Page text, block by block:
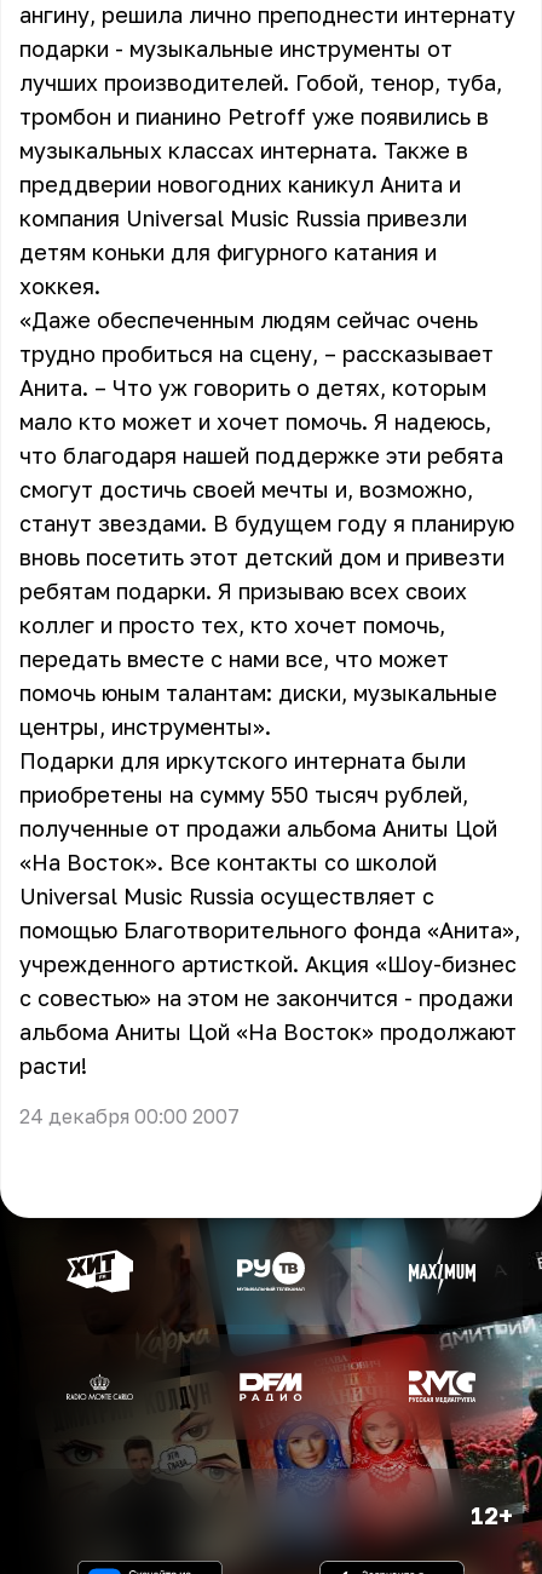
ангину, решила лично преподнести интернату
подарки - музыкальные инструменты от
лучших производителей. Гобой, тенор, туба,
тромбон и пианино Petroff уже появились в
музыкальных классах интерната. Также в
преддверии новогодних каникул Анита и
компания Universal Music Russia привезли
детям коньки для фигурного катания и
хоккея.
«Даже обеспеченным людям сейчас очень
трудно пробиться на сцену, – рассказывает
Анита. – Что уж говорить о детях, которым
мало кто может и хочет помочь. Я надеюсь,
что благодаря нашей поддержке эти ребята
смогут достичь своей мечты и, возможно,
станут звездами. В будущем году я планирую
вновь посетить этот детский дом и привезти
ребятам подарки. Я призываю всех своих
коллег и просто тех, кто хочет помочь,
передать вместе с нами все, что может
помочь юным талантам: диски, музыкальные
центры, инструменты».
Подарки для иркутского интерната были
приобретены на сумму 550 тысяч рублей,
полученные от продажи альбома Аниты Цой
«На Восток». Все контакты со школой
Universal Music Russia осуществляет с
помощью Благотворительного фонда «Анита»,
учрежденного артисткой. Акция «Шоу-бизнес
с совестью» на этом не закончится - продажи
альбома Аниты Цой «На Восток» продолжают
расти!
24 декабря 00:00 2007
12+